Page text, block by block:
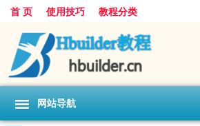
首 页 使用技巧 教程分类
网站导航